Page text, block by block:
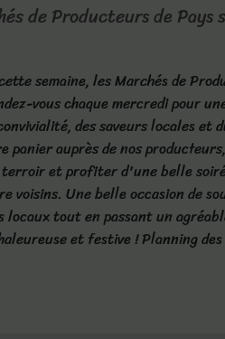
de Producteurs de Pays
semaine, les Marchés de
vous chaque mercredi pour
des saveurs locales et
panier auprès de nos
et profiter d'une belle
voisins. Une belle occasion de
tout en passant un
et festive ! Planning